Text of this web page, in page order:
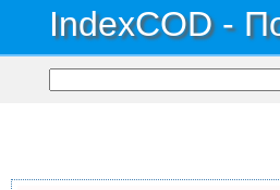
IndexCOD -